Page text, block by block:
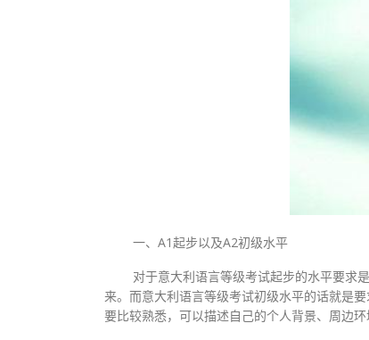
一、A1起步以及A2初级水平
对于意大利语言等级考试起步的水平要求
来。而意大利语言等级考试初级水平的话就是
要比较熟悉，可以描述自己的个人背景、周边环